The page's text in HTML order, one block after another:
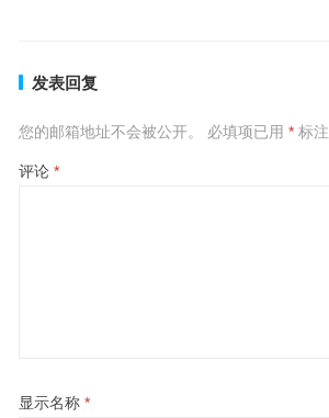
发表回复
您的邮箱地址不会被公开。 必填项已用 *标注
评论 *
显示名称 *